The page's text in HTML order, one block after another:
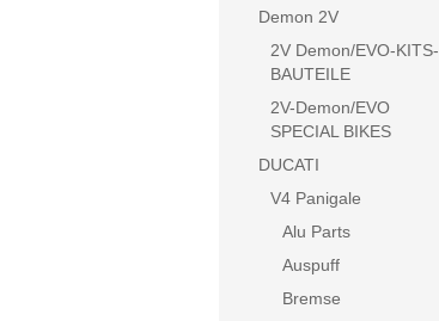
Demon 2V
2V Demon/EVO-KITS-
BAUTEILE
2V-Demon/EVO
SPECIAL BIKES
DUCATI
V4 Panigale
Alu Parts
Auspuff
Bremse